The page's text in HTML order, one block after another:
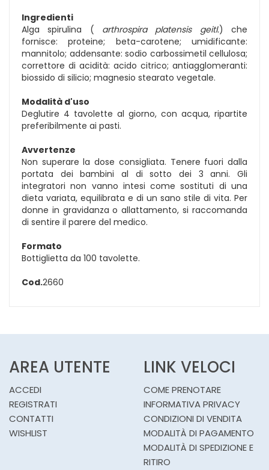
Ingredienti
Alga spirulina ( arthrospira platensis geitl.) che
fornisce: proteine; beta-carotene; umidificante:
mannitolo; addensante: sodio carbossimetil cellulosa;
correttore di acidità: acido citrico; antiagglomeranti:
biossido di silicio; magnesio stearato vegetale.
Modalità d'uso
Deglutire 4 tavolette al giorno, con acqua, ripartite
preferibilmente ai pasti.
Avvertenze
Non superare la dose consigliata. Tenere fuori dalla
portata dei bambini al di sotto dei 3 anni. Gli
integratori non vanno intesi come sostituti di una
dieta variata, equilibrata e di un sano stile di vita. Per
donne in gravidanza o allattamento, si raccomanda
di sentire il parere del medico.
Formato
Bottiglietta da 100 tavolette.
Cod.2660
AREA UTENTE
ACCEDI
REGISTRATI
CONTATTI
WISHLIST
LINK VELOCI
COME PRENOTARE
INFORMATIVA PRIVACY
CONDIZIONI DI VENDITA
MODALITÀ DI PAGAMENTO
MODALITÀ DI SPEDIZIONE E
RITIRO